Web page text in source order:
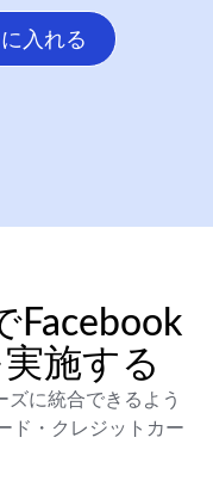
入れる
Facebook
施する
に統合できるよう
ド・クレジットカー